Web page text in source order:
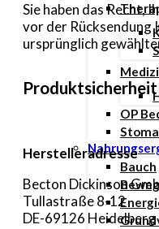
OP
Bauch
Sie haben das Recht,
vor der Rücksendung
ursprünglich
Produktsicherheit
Herstelleradresse
Becton Dickinson
Tullastraße 8-12
DE-69126 Heidelberg